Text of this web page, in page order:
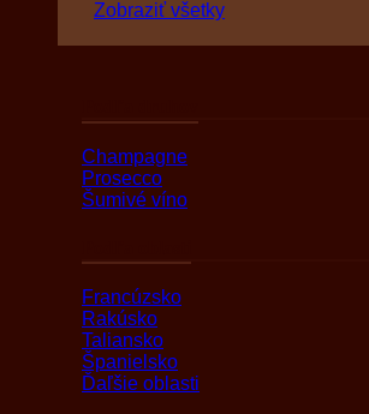
Zobraziť všetky
Champagne
Prosecco
Šumivé víno
Francúzsko
Rakúsko
Taliansko
Španielsko
Ďaľšie oblasti